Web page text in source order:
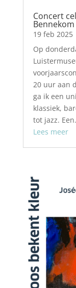
Concert
Bennekom
19 feb 2025
Op
20 uur aan
ga ik een
klassiek,
tot jazz.
Lees meer